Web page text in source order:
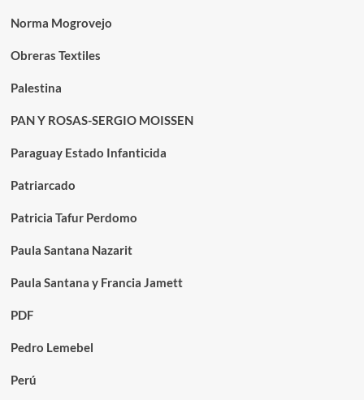
Norma Mogrovejo
Obreras Textiles
Palestina
PAN Y ROSAS-SERGIO MOISSEN
Paraguay Estado Infanticida
Patriarcado
Patricia Tafur Perdomo
Paula Santana Nazarit
Paula Santana y Francia Jamett
PDF
Pedro Lemebel
Perú